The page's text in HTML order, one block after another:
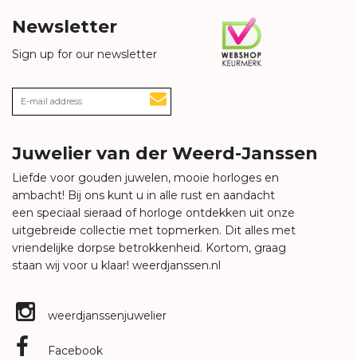
Newsletter
Sign up for our newsletter
Juwelier van der Weerd-Janssen
Liefde voor gouden juwelen, mooie horloges en
ambacht! Bij ons kunt u in alle rust en aandacht
een speciaal sieraad of horloge ontdekken uit onze
uitgebreide collectie met topmerken. Dit alles met
vriendelijke dorpse betrokkenheid. Kortom, graag
staan wij voor u klaar! weerdjanssen.nl
weerdjanssenjuwelier
Facebook